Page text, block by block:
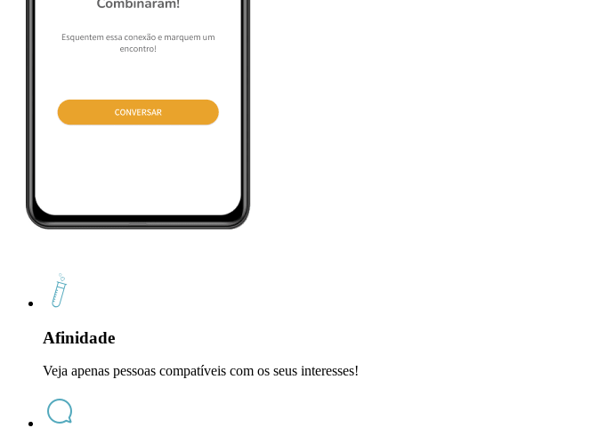
Afinidade
Veja apenas pessoas compatíveis com os seus interesses!